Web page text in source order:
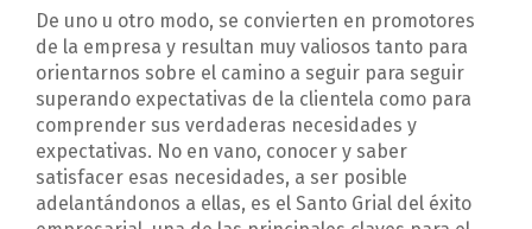
De uno u otro modo, se convierten en promotores
de la empresa y resultan muy valiosos tanto para
orientarnos sobre el camino a seguir para seguir
superando expectativas de la clientela como para
comprender sus verdaderas necesidades y
expectativas. No en vano, conocer y saber
satisfacer esas necesidades, a ser posible
adelantándonos a ellas, es el Santo Grial del éxito